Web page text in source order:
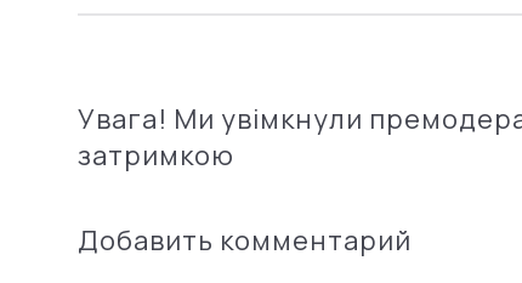
Увага! Ми увімкнули
затримкою
Добавить комментарий